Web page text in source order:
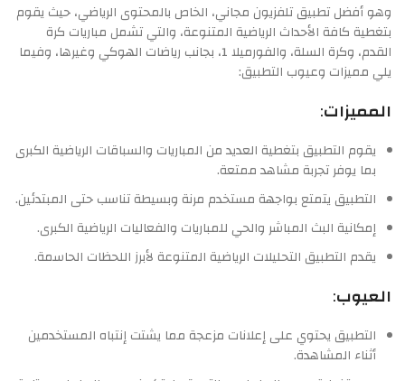
وهو أفضل تطبيق تلفزيون مجاني، الخاص بالمحتوى الرياضي، حيث يقوم
بتغطية كافة الأحداث الرياضية المتنوعة، والتي تشمل مباريات كرة
القدم، وكرة السلة، والفورميلا 1، بجانب رياضات الهوكي وغيرها، وفيما
يلي مميزات وعيوب التطبيق:
المميزات:
يقوم التطبيق بتغطية العديد من المباريات والسباقات الرياضية الكبرى
بما يوفر تجربة مشاهد ممتعة.
التطبيق يتمتع بواجهة مستخدم مرنة وبسيطة تناسب حتى المبتدئين.
إمكانية البث المباشر والحي للمباريات والفعاليات الرياضية الكبرى.
يقدم التطبيق التحليلات الرياضية المتنوعة لأبرز اللحظات الحاسمة.
العيوب:
التطبيق يحتوي على إعلانات مزعجة مما يشتت إنتباه المستخدمين
أثناء المشاهدة.